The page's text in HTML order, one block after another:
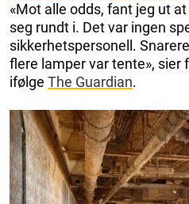
«Mot alle odds, fant jeg ut
seg rundt i. Det var ingen
sikkerhetspersonell.
flere lamper var tente», sier
ifølge The Guardian.